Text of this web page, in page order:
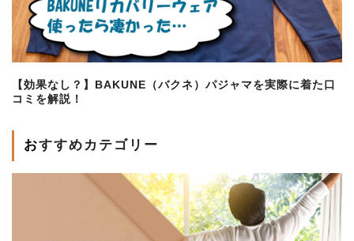
【効果なし？】BAKUNE（バクネ）パジャマを実際に着た口
コミを解説！
おすすめカテゴリー